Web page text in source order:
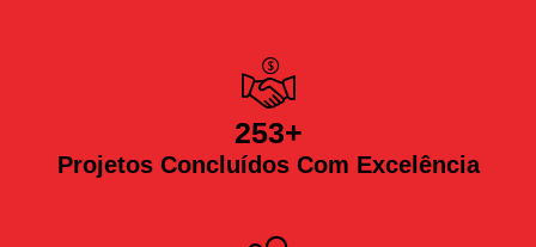
Projetos Concluídos Com Excelência
253+